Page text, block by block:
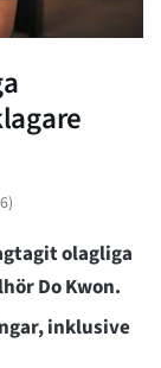
)
olagliga
Do Kwon.
inklusive